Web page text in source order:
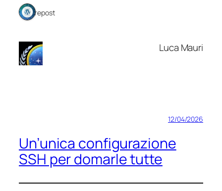
1 repost
Luca Mauri
12/04/2026
Un’unica configurazione
SSH per domarle tutte